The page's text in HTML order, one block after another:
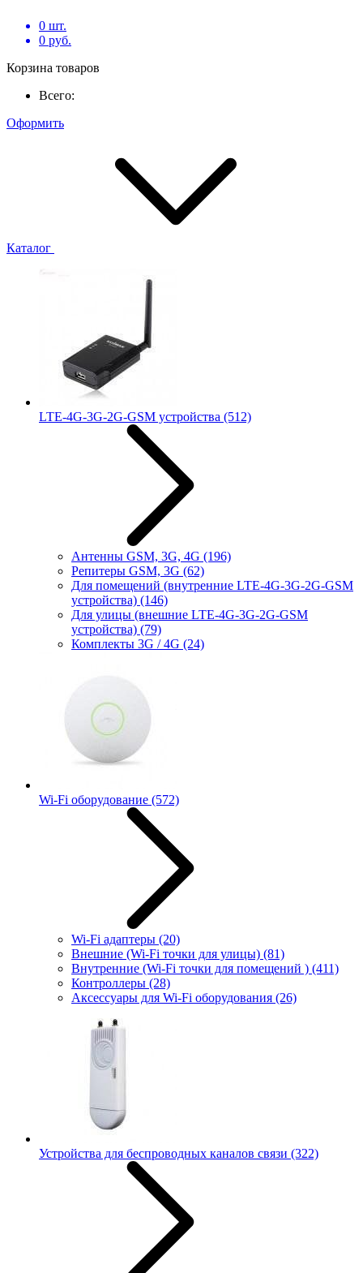
0 шт.
0 руб.
Корзина товаров
Всего:
Оформить
Каталог
LTE-4G-3G-2G-GSM устройства (512)
Антенны GSM, 3G, 4G (196)
Репитеры GSM, 3G (62)
Для помещений (внутренние LTE-4G-3G-2G-GSM
устройства) (146)
Для улицы (внешние LTE-4G-3G-2G-GSM
устройства) (79)
Комплекты 3G / 4G (24)
Wi-Fi оборудование (572)
Wi-Fi адаптеры (20)
Внешние (Wi-Fi точки для улицы) (81)
Внутренние (Wi-Fi точки для помещений ) (411)
Контроллеры (28)
Аксессуары для Wi-Fi оборудования (26)
Устройства для беспроводных каналов связи (322)